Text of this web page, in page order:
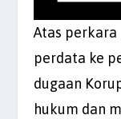
Atas perkara
perdata ke
dugaan
hukum dan